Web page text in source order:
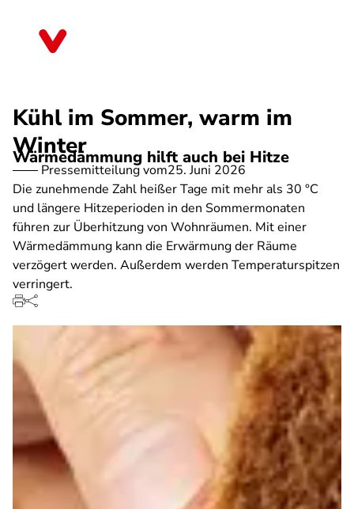
Kühl im Sommer, warm im
Winter
Wärmedämmung hilft auch bei Hitze
Pressemitteilung vom25. Juni 2026
Die zunehmende Zahl heißer Tage mit mehr als 30 °C
und längere Hitzeperioden in den Sommermonaten
führen zur Überhitzung von Wohnräumen. Mit einer
Wärmedämmung kann die Erwärmung der Räume
verzögert werden. Außerdem werden Temperaturspitzen
verringert.